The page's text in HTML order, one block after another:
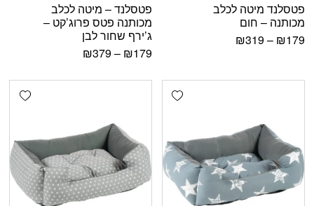
פטסלנד מיטה לכלב
מכותנה – חום
₪179
–
₪319
פטסלנד – מיטה לכלב
מכותנה פטס פרוג’קט –
ג’ירף שחור לבן
₪179
–
₪379
Add wishlist